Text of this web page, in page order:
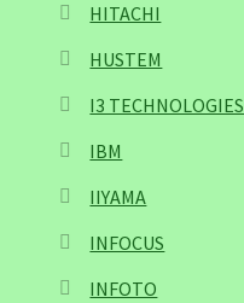
HITACHI
HUSTEM
I3 TECHNOLOGIES
IBM
IIYAMA
INFOCUS
INFOTO